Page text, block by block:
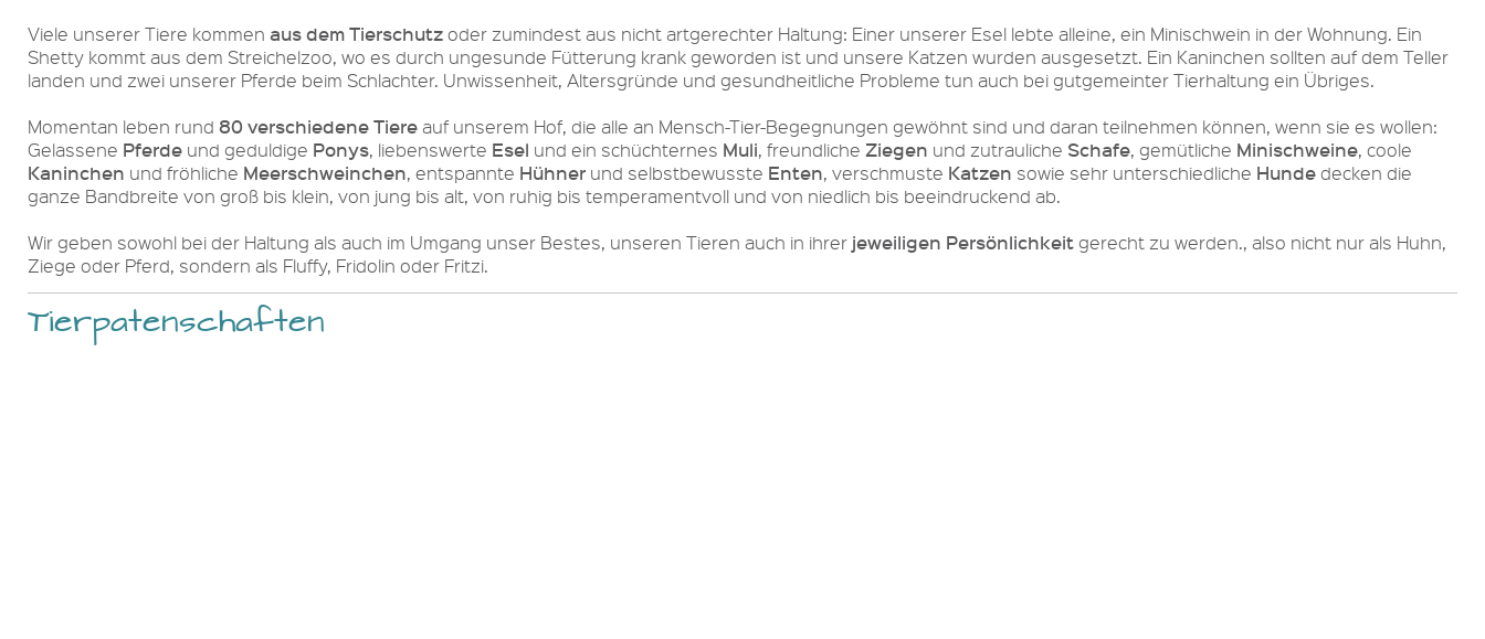
Viele unserer Tiere kommen aus dem Tierschutzoder zumindest aus nicht artgerechter Haltung: Einer unserer Esel lebte alleine, ein Minischwein in der Wohnung. Ein
Shetty kommt aus dem Streichelzoo, wo es durch ungesunde Fütterung krank geworden ist und unsere Katzen wurden ausgesetzt. Ein Kaninchen sollten auf dem Teller
landen und zwei unserer Pferde beim Schlachter. Unwissenheit, Altersgründe und gesundheitliche Probleme tun auch bei gutgemeinter Tierhaltung ein Übriges.
Momentan leben rund 80 verschiedene Tiereauf unserem Hof, die alle an Mensch-Tier-Begegnungen gewöhnt sind und daran teilnehmen können, wenn sie es wollen:
Gelassene Pferde und geduldige Ponys, liebenswerte Esel und ein schüchternes Muli, freundliche Ziegen und zutrauliche Schafe, gemütliche Minischweine, coole
Kaninchen und fröhliche Meerschweinchen, entspannte Hühner und selbstbewusste Enten, verschmuste Katzen sowie sehr unterschiedliche Hundedecken die
ganze Bandbreite von groß bis klein, von jung bis alt, von ruhig bis temperamentvoll und von niedlich bis beeindruckend ab.
Wir geben sowohl bei der Haltung als auch im Umgang unser Bestes, unseren Tieren auch in ihrer jeweiligen Persönlichkeitgerecht zu werden., also nicht nur als Huhn,
Ziege oder Pferd, sondern als Fluffy, Fridolin oder Fritzi.
Tierpatenschaften